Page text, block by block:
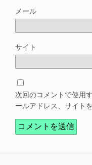
メール
サイト
次回のコメントで使用
ールアドレス、サイト